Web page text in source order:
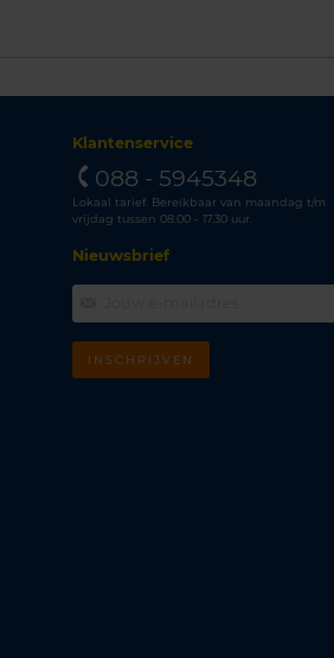
Klantenservice
088 - 5945348
Lokaal tarief. Bereikbaar van maandag t/m
vrijdag tussen 08.00 - 17.30 uur.
Nieuwsbrief
INSCHRIJVEN